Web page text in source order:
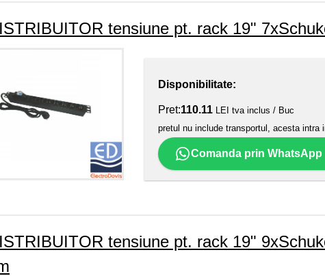
tensiune pt. rack 19"
Disponibilitate:
Pret:110.11 LEI tva inclus / Buc
pretul nu include transportul, acesta intra
Comanda prin WhatsApp
tensiune pt. rack 19"